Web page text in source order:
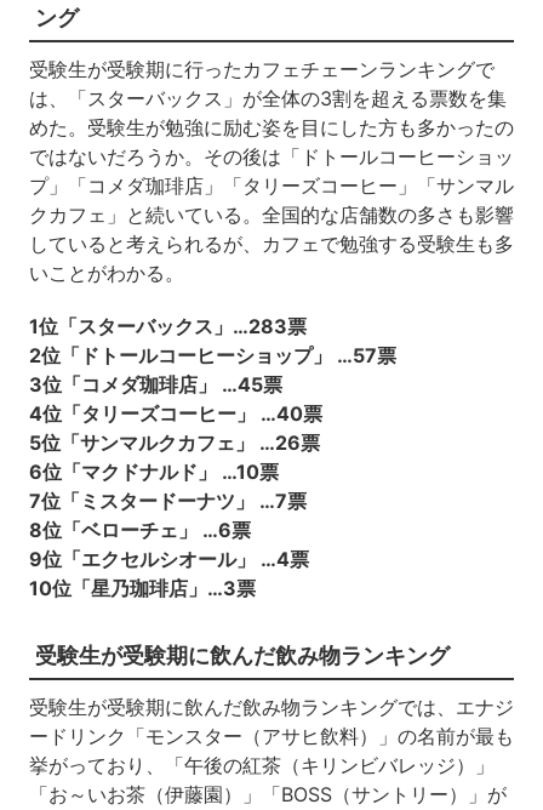
ング
受験生が受験期に行ったカフェチェーンランキングで
は、「スターバックス」が全体の3割を超える票数を集
めた。受験生が勉強に励む姿を目にした方も多かったの
ではないだろうか。その後は「ドトールコーヒーショッ
プ」「コメダ珈琲店」「タリーズコーヒー」「サンマル
クカフェ」と続いている。全国的な店舗数の多さも影響
していると考えられるが、カフェで勉強する受験生も多
いことがわかる。
1位「スターバックス」…283票
2位「ドトールコーヒーショップ」 …57票
3位「コメダ珈琲店」 …45票
4位「タリーズコーヒー」 …40票
5位「サンマルクカフェ」 …26票
6位「マクドナルド」 …10票
7位「ミスタードーナツ」 …7票
8位「ベローチェ」 …6票
9位「エクセルシオール」 …4票
10位「星乃珈琲店」…3票
受験生が受験期に飲んだ飲み物ランキング
受験生が受験期に飲んだ飲み物ランキングでは、エナジ
ードリンク「モンスター（アサヒ飲料）」の名前が最も
挙がっており、「午後の紅茶（キリンビバレッジ）」
「お～いお茶（伊藤園）」「BOSS（サントリー）」が